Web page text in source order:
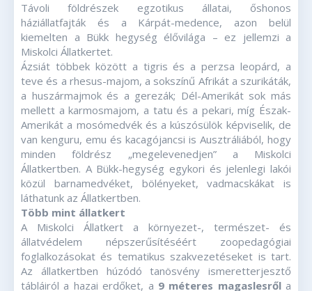
Távoli földrészek egzotikus állatai, őshonos
háziállatfajták és a Kárpát-medence, azon belül
kiemelten a Bükk hegység élővilága – ez jellemzi a
Miskolci Állatkertet.
Ázsiát többek között a tigris és a perzsa leopárd, a
teve és a rhesus-majom, a sokszínű Afrikát a szurikáták,
a huszármajmok és a gerezák; Dél-Amerikát sok más
mellett a karmosmajom, a tatu és a pekari, míg Észak-
Amerikát a mosómedvék és a kúszósülök képviselik, de
van kenguru, emu és kacagójancsi is Ausztráliából, hogy
minden földrész „megelevenedjen” a Miskolci
Állatkertben. A Bükk-hegység egykori és jelenlegi lakói
közül barnamedvéket, bölényeket, vadmacskákat is
láthatunk az Állatkertben.
Több mint állatkert
A Miskolci Állatkert a környezet-, természet- és
állatvédelem népszerűsítéséért zoopedagógiai
foglalkozásokat és tematikus szakvezetéseket is tart.
Az állatkertben húzódó tanösvény ismeretterjesztő
tábláiról a hazai erdőket, a 9 méteres magaslesrőla